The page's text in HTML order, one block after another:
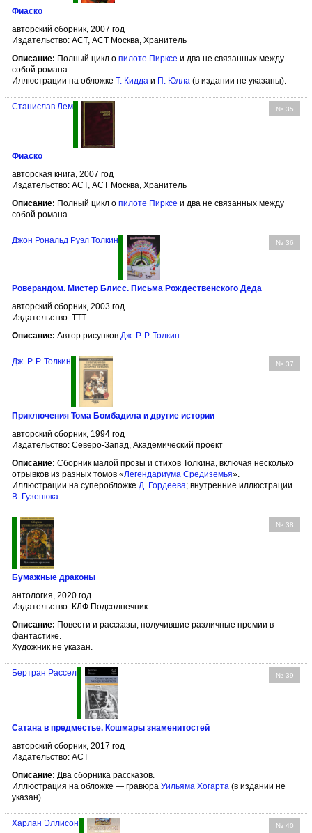
Фиаско
авторский сборник, 2007 год
Издательство: АСТ, АСТ Москва, Хранитель
Описание: Полный цикл о пилоте Пирксе и два не связанных между
собой романа.
Иллюстрации на обложке Т. Кидда и П. Юлла (в издании не указаны).
№ 35
Станислав Лем
Фиаско
авторская книга, 2007 год
Издательство: АСТ, АСТ Москва, Хранитель
Описание: Полный цикл о пилоте Пирксе и два не связанных между
собой романа.
№ 36
Джон Рональд Руэл Толкин
Роверандом. Мистер Блисс. Письма Рождественского Деда
авторский сборник, 2003 год
Издательство: TTT
Описание: Автор рисунков Дж. Р. Р. Толкин
№ 37
Дж. Р. Р. Толкин
Приключения Тома Бомбадила и другие истории
авторский сборник, 1994 год
Издательство: Северо-Запад, Академический проект
Описание: Сборник малой прозы и стихов Толкина, включая несколько
отрывков из разных томов «Легендариума Средиземья».
Иллюстрации на суперобложке Д. Гордеева; внутренние иллюстрации
В. Гузенюка.
№ 38
Бумажные драконы
антология, 2020 год
Издательство: КЛФ Подсолнечник
Описание: Повести и рассказы, получившие различные премии в
фантастике.
Художник не указан.
№ 39
Бертран Рассел
Сатана в предместье. Кошмары знаменитостей
авторский сборник, 2017 год
Издательство: АСТ
Описание: Два сборника рассказов.
Иллюстрация на обложке — гравюра Уильяма Хогарта (в издании не
указан).
№ 40
Харлан Эллисон